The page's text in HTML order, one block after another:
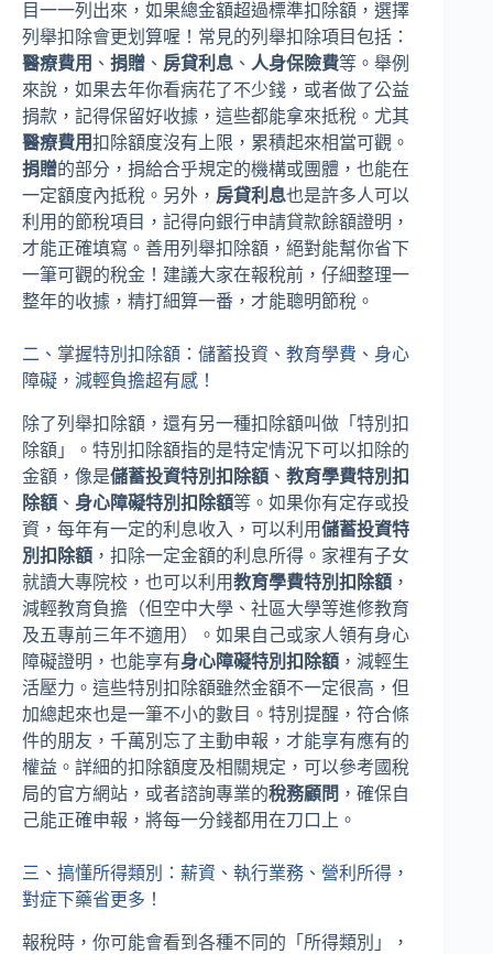
目一一列出來，如果總金額超過標準扣除額，選擇
列舉扣除會更划算喔！常見的列舉扣除項目包括：
醫療費用 、 捐贈 、 房貸利息 、 人身保險費等。舉例
來說，如果去年你看病花了不少錢，或者做了公益
捐款，記得保留好收據，這些都能拿來抵稅。尤其
醫療費用扣除額度沒有上限，累積起來相當可觀。
捐贈的部分，捐給合乎規定的機構或團體，也能在
一定額度內抵稅。另外， 房貸利息也是許多人可以
利用的節稅項目，記得向銀行申請貸款餘額證明，
才能正確填寫。善用列舉扣除額，絕對能幫你省下
一筆可觀的稅金！建議大家在報稅前，仔細整理一
整年的收據，精打細算一番，才能聰明節稅。
二、掌握特別扣除額：儲蓄投資、教育學費、身心
障礙，減輕負擔超有感！
除了列舉扣除額，還有另一種扣除額叫做「特別扣
除額」。特別扣除額指的是特定情況下可以扣除的
金額，像是儲蓄投資特別扣除額 、 教育學費特別扣
除額 、 身心障礙特別扣除額等。如果你有定存或投
資，每年有一定的利息收入，可以利用儲蓄投資特
別扣除額 ，扣除一定金額的利息所得。家裡有子女
就讀大專院校，也可以利用教育學費特別扣除額 ，
減輕教育負擔（但空中大學、社區大學等進修教育
及五專前三年不適用）。如果自己或家人領有身心
障礙證明，也能享有身心障礙特別扣除額 ，減輕生
活壓力。這些特別扣除額雖然金額不一定很高，但
加總起來也是一筆不小的數目。特別提醒，符合條
件的朋友，千萬別忘了主動申報，才能享有應有的
權益。詳細的扣除額度及相關規定，可以參考國稅
局的官方網站，或者諮詢專業的稅務顧問 ，確保自
己能正確申報，將每一分錢都用在刀口上。
三、搞懂所得類別：薪資、執行業務、營利所得，
對症下藥省更多！
報稅時，你可能會看到各種不同的「所得類別」，